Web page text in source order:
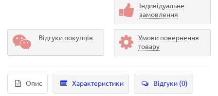
Індивідуальне
замовлення
Відгуки покупців
Умови повернення
товару
Опис Характеристики Відгуки (0)